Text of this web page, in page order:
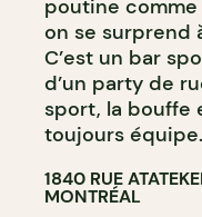
poutine
on se surprend
C’est un bar
d’un party de
sport, la bouffe
toujours équipe.
1840 RUE
MONTRÉAL